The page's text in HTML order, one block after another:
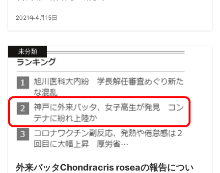
2021年4月15日
未分類
外来バッタChondracris roseaの報告につい